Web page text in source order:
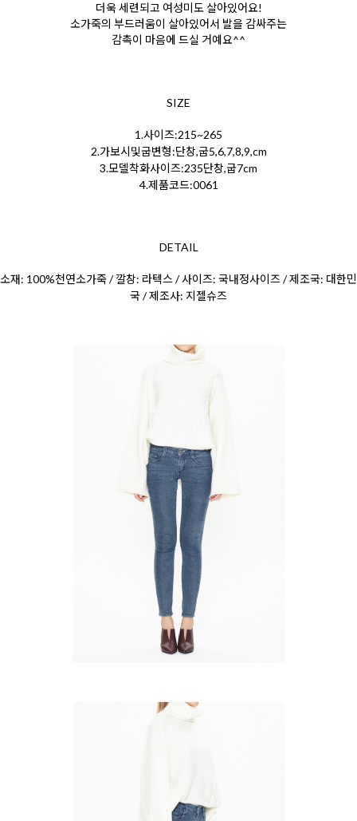
더욱 세련되고 여성미도 살아있어요!
소가죽의 부드러움이 살아있어서 발을 감싸주는
감촉이 마음에 드실 거예요^^
SIZE
1.사이즈:215~265
2.가보시및굽변형:단창,굽5,6,7,8,9,cm
3.모델착화사이즈:235단창,굽7cm
4.제품코드:0061
DETAIL
소재: 100%천연소가죽 / 깔창: 라텍스 / 사이즈: 국내정사이즈 / 제조국: 대한민
국 / 제조사: 지젤슈즈